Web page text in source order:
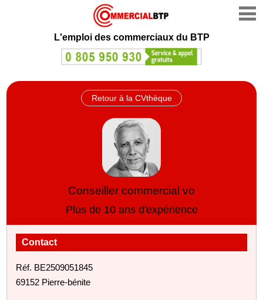
L'emploi des commerciaux du BTP
Retour à la CVthèque
Conseiller commercial vo
Plus de 10 ans d'expérience
Contact
Réf. BE2509051845
69152 Pierre-bénite